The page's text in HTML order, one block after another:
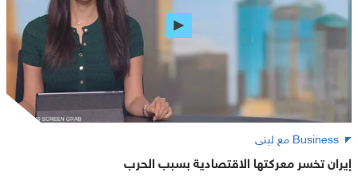
Business مع لبنى
إيران تخسر معركتها الاقتصادية بسبب الحرب